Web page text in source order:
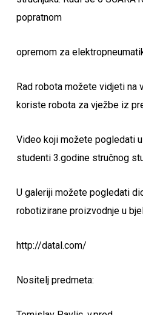
popratnom
opremom za
Rad robota možete vidjeti na
koriste robota za vježbe iz
Video koji možete pogledati
studenti 3.godine stručnog
U galeriji možete pogledati
robotizirane proizvodnje u
http://datal.com/
Nositelj predmeta: